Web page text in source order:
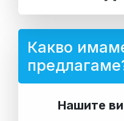
Какво
Нашите